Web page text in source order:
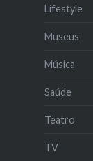
Lifestyle
Museus
Música
Saúde
Teatro
TV